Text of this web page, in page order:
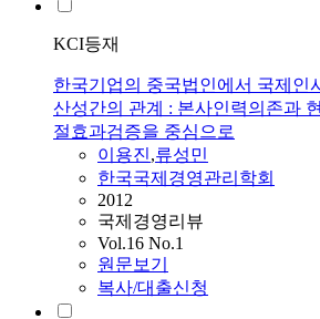
KCI등재
한국기업의 중국법인에서 국제인
산성간의 관계 : 본사인력의존과
절효과검증을 중심으로
이용진,류성민
한국국제경영관리학회
2012
국제경영리뷰
Vol.16 No.1
원문보기
복사/대출신청